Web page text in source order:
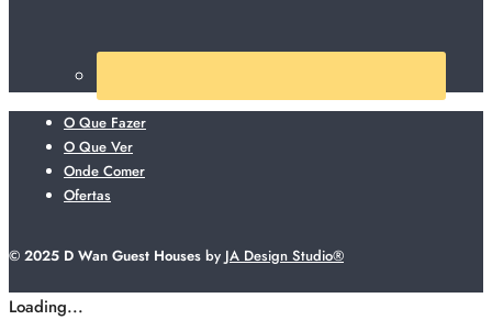
O Que Fazer
O Que Ver
Onde Comer
Ofertas
© 2025 D Wan Guest Houses by JA Design Studio®
Loading...